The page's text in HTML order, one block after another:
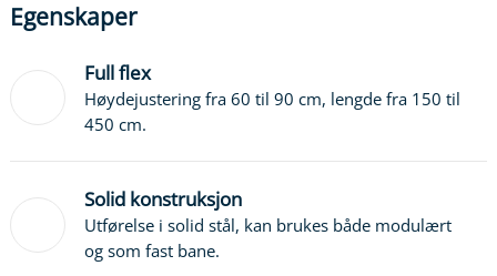
Egenskaper
Full flex
Høydejustering fra 60 til 90 cm, lengde fra 150 til
450 cm.
Solid konstruksjon
Utførelse i solid stål, kan brukes både modulært
og som fast bane.